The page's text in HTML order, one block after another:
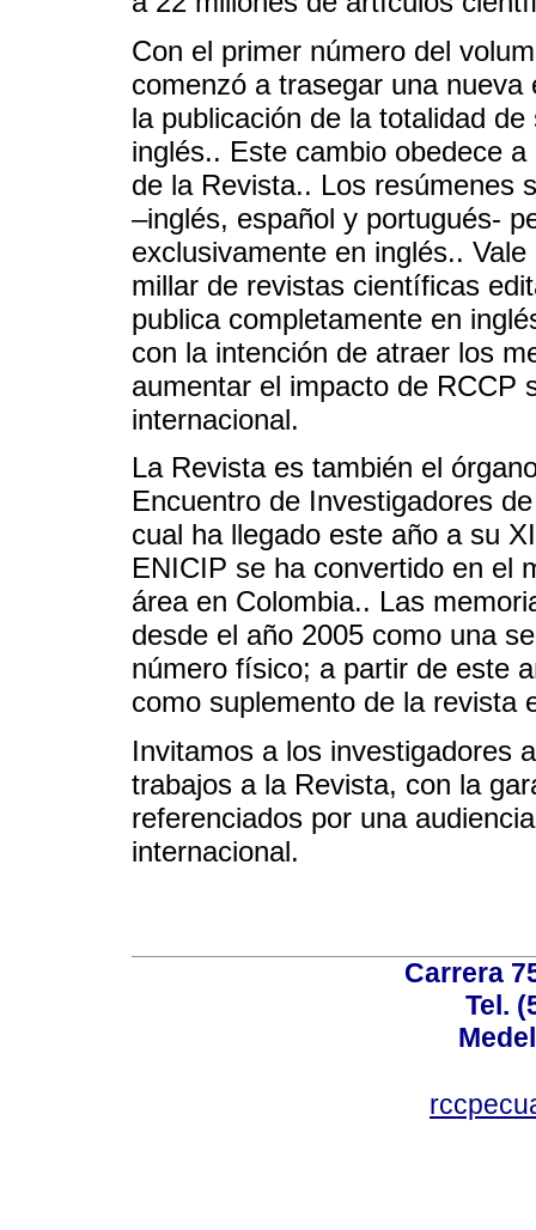
Con el primer número del
comenzó a trasegar una
la publicación de la totalidad
inglés.. Este cambio obedece
de la Revista.. Los resúmenes
–inglés, español y portugués-
exclusivamente en inglés..
millar de revistas científicas
publica completamente en
con la intención de atraer los
aumentar el impacto de RCCP
internacional.
La Revista es también el
Encuentro de Investigadores
cual ha llegado este año a su
ENICIP se ha convertido en el
área en Colombia.. Las
desde el año 2005 como una
número físico; a partir de este
como suplemento de la revista
Invitamos a los investigadores
trabajos a la Revista, con la
referenciados por una
internacional.
Carrera
Tel.